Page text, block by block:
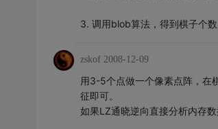
3. 调用blob算法，得到棋子个数
zskof 2008-12-09
用3-5个点做一个像素点阵，在
征即可。
如果LZ通晓逆向直接分析内存